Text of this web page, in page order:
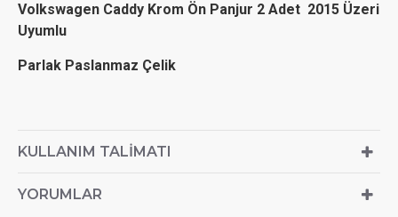
Volkswagen Caddy Krom Ön Panjur 2 Adet 2015 Üzeri
Uyumlu
Parlak Paslanmaz Çelik
KULLANIM TALIMATI
YORUMLAR